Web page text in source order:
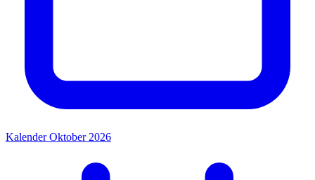
Kalender Oktober 2026